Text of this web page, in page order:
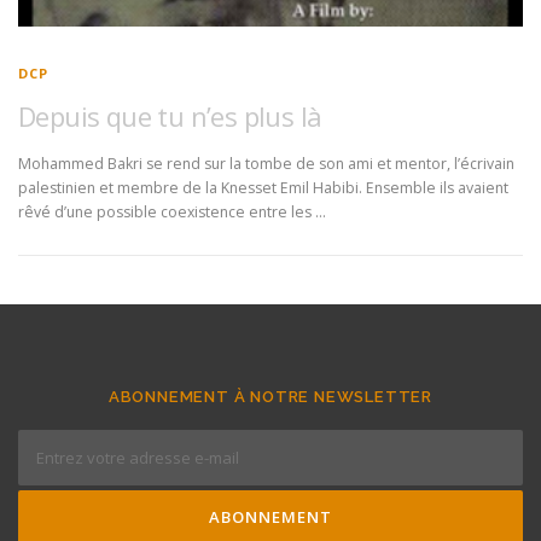
DCP
Depuis que tu n’es plus là
Mohammed Bakri se rend sur la tombe de son ami et mentor, l’écrivain
palestinien et membre de la Knesset Emil Habibi. Ensemble ils avaient
rêvé d’une possible coexistence entre les …
ABONNEMENT À NOTRE NEWSLETTER